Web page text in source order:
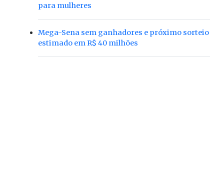
para mulheres
Mega-Sena sem ganhadores e próximo sorteio
estimado em R$ 40 milhões